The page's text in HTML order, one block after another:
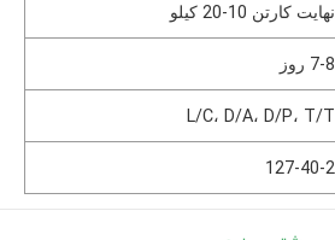
نهایت کارتن 10-20 کیلو
7-8 روز
L/C، D/A، D/P، T/T
127-40-2